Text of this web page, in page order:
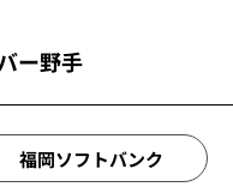
ー野手
福岡ソフトバンク